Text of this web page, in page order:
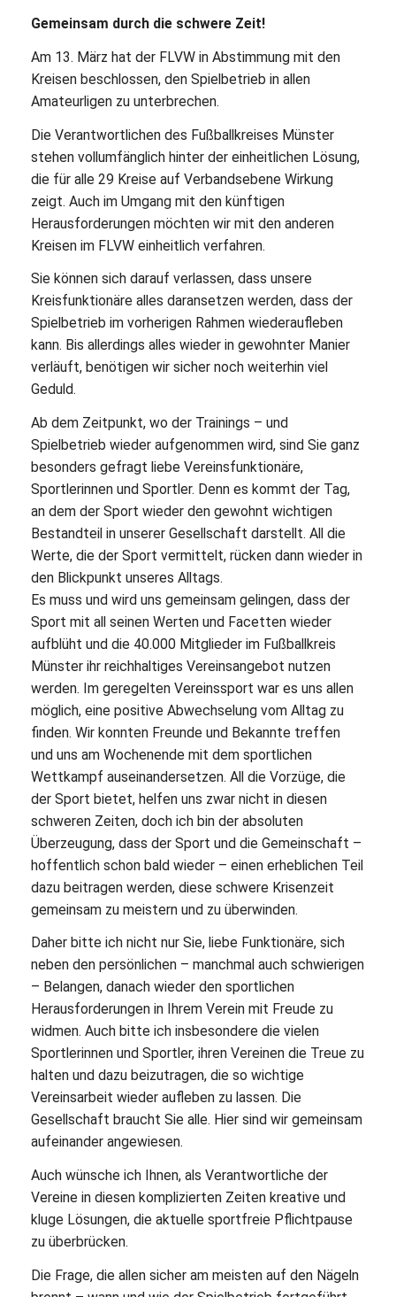
Gemeinsam durch die schwere Zeit!
Am 13. März hat der FLVW in Abstimmung mit den
Kreisen beschlossen, den Spielbetrieb in allen
Amateurligen zu unterbrechen.
Die Verantwortlichen des Fußballkreises Münster
stehen vollumfänglich hinter der einheitlichen Lösung,
die für alle 29 Kreise auf Verbandsebene Wirkung
zeigt. Auch im Umgang mit den künftigen
Herausforderungen möchten wir mit den anderen
Kreisen im FLVW einheitlich verfahren.
Sie können sich darauf verlassen, dass unsere
Kreisfunktionäre alles daransetzen werden, dass der
Spielbetrieb im vorherigen Rahmen wiederaufleben
kann. Bis allerdings alles wieder in gewohnter Manier
verläuft, benötigen wir sicher noch weiterhin viel
Geduld.
Ab dem Zeitpunkt, wo der Trainings – und
Spielbetrieb wieder aufgenommen wird, sind Sie ganz
besonders gefragt liebe Vereinsfunktionäre,
Sportlerinnen und Sportler. Denn es kommt der Tag,
an dem der Sport wieder den gewohnt wichtigen
Bestandteil in unserer Gesellschaft darstellt. All die
Werte, die der Sport vermittelt, rücken dann wieder in
den Blickpunkt unseres Alltags.
Es muss und wird uns gemeinsam gelingen, dass der
Sport mit all seinen Werten und Facetten wieder
aufblüht und die 40.000 Mitglieder im Fußballkreis
Münster ihr reichhaltiges Vereinsangebot nutzen
werden. Im geregelten Vereinssport war es uns allen
möglich, eine positive Abwechselung vom Alltag zu
finden. Wir konnten Freunde und Bekannte treffen
und uns am Wochenende mit dem sportlichen
Wettkampf auseinandersetzen. All die Vorzüge, die
der Sport bietet, helfen uns zwar nicht in diesen
schweren Zeiten, doch ich bin der absoluten
Überzeugung, dass der Sport und die Gemeinschaft –
hoffentlich schon bald wieder – einen erheblichen Teil
dazu beitragen werden, diese schwere Krisenzeit
gemeinsam zu meistern und zu überwinden.
Daher bitte ich nicht nur Sie, liebe Funktionäre, sich
neben den persönlichen – manchmal auch schwierigen
– Belangen, danach wieder den sportlichen
Herausforderungen in Ihrem Verein mit Freude zu
widmen. Auch bitte ich insbesondere die vielen
Sportlerinnen und Sportler, ihren Vereinen die Treue zu
halten und dazu beizutragen, die so wichtige
Vereinsarbeit wieder aufleben zu lassen. Die
Gesellschaft braucht Sie alle. Hier sind wir gemeinsam
aufeinander angewiesen.
Auch wünsche ich Ihnen, als Verantwortliche der
Vereine in diesen komplizierten Zeiten kreative und
kluge Lösungen, die aktuelle sportfreie Pflichtpause
zu überbrücken.
Die Frage, die allen sicher am meisten auf den Nägeln